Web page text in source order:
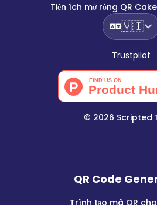
Tiện ích mở rộng QR
🇻🇮
Trustpilot
© 2026 Scripted
QR Code
Trình tạo mã QR